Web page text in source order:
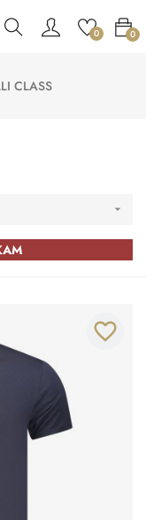
0 0
CLASS

favorite_border